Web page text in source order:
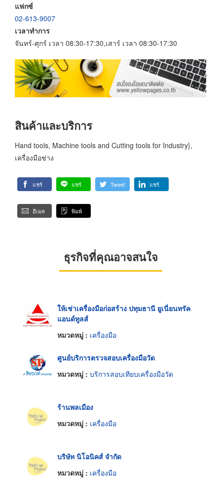
แฟกซ์
02-613-9007
เวลาทำการ
จันทร์-ศุกร์ เวลา 08:30-17:30,เสาร์ เวลา 08:30-17:30
สินค้าและบริการ
Hand tools, Machine tools and Cutting tools for Industry},
เครื่องมือช่าง
แชร์ แชร์ Tweet แชร์
อีเมล พิมพ์
ธุรกิจที่คุณอาจสนใจ
ให้เช่าเครื่องมือก่อสร้าง ปทุมธานี ยูเนี่ยนทรัค
แอนด์ทูลส์
หมวดหมู่ : เครื่องมือ
ศูนย์บริการตรวจสอบเครื่องมือวัด
หมวดหมู่ : บริการสอบเทียบเครื่องมือวัด
ร้านพลเมือง
หมวดหมู่ : เครื่องมือ
บริษัท นิโอนิคส์ จำกัด
หมวดหมู่ : เครื่องมือ